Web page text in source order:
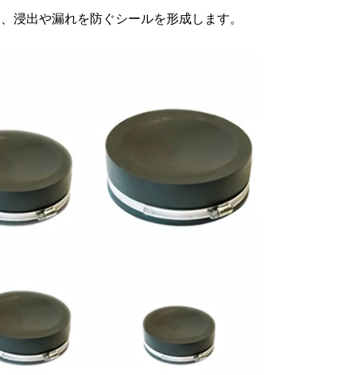
浸出や漏れを防ぐシールを形成します。